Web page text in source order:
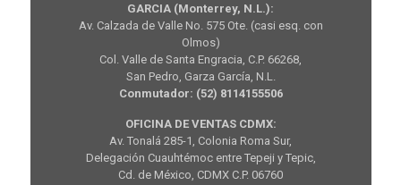
GARCIA (Monterrey, N.L.):
Av. Calzada de Valle No. 575 Ote. (casi esq. con
Olmos)
Col. Valle de Santa Engracia, C.P. 66268,
San Pedro, Garza García, N.L.
Conmutador: (52) 8114155506
OFICINA DE VENTAS CDMX:
Av. Tonalá 285-1, Colonia Roma Sur,
Delegación Cuauhtémoc entre Tepeji y Tepic,
Cd. de México, CDMX C.P. 06760